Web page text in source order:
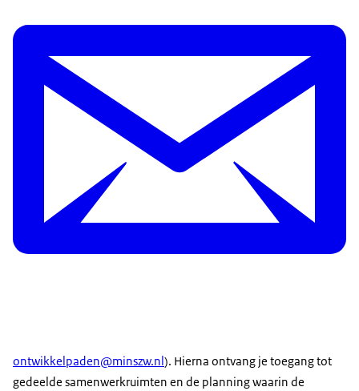
ontwikkelpaden@minszw.nl ). Hierna ontvang je toegang tot
gedeelde samenwerkruimten en de planning waarin de